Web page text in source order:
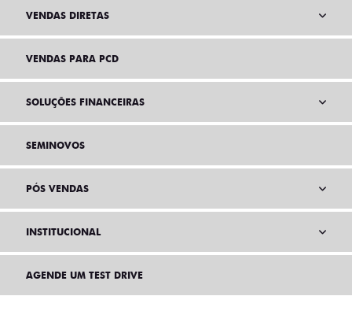
VENDAS DIRETAS
VENDAS PARA PCD
SOLUÇÕES FINANCEIRAS
SEMINOVOS
PÓS VENDAS
INSTITUCIONAL
AGENDE UM TEST DRIVE